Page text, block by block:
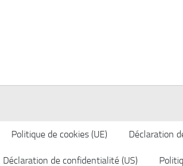
Politique de cookies (UE) Déclaration
Déclaration de confidentialité (US)